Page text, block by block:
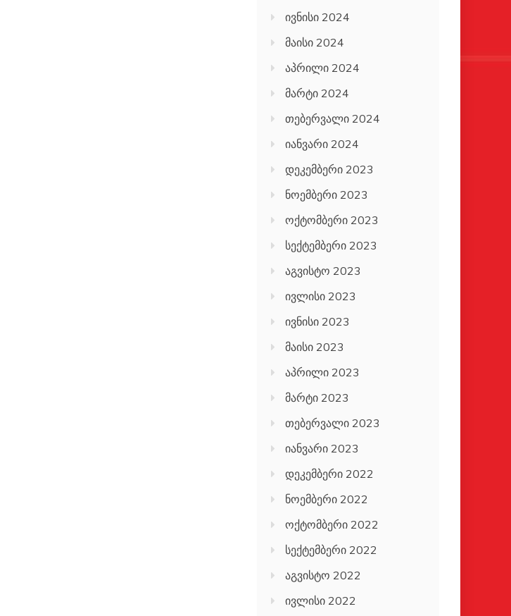
ივნისი 2024
მაისი 2024
აპრილი 2024
მარტი 2024
თებერვალი 2024
იანვარი 2024
დეკემბერი 2023
ნოემბერი 2023
ოქტომბერი 2023
სექტემბერი 2023
აგვისტო 2023
ივლისი 2023
ივნისი 2023
მაისი 2023
აპრილი 2023
მარტი 2023
თებერვალი 2023
იანვარი 2023
დეკემბერი 2022
ნოემბერი 2022
ოქტომბერი 2022
სექტემბერი 2022
აგვისტო 2022
ივლისი 2022